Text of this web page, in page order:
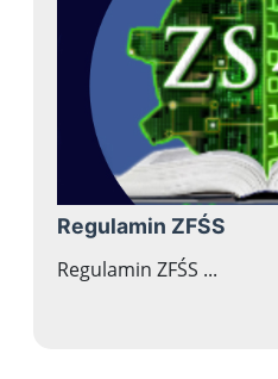
Regulamin ZFŚS
Regulamin ZFŚS ...